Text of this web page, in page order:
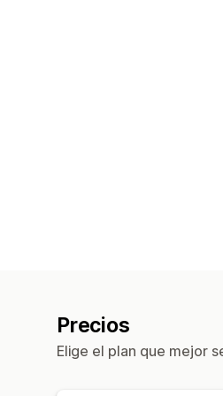
Precios
Elige el plan que mejor